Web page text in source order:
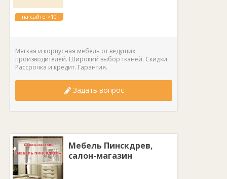
на сайте >10
лет
Мягкая и корпусная мебель от ведущих
производителей. Широкий выбор тканей. Скидки.
Рассрочка и кредит. Гарантия.
Задать вопрос
Мебель Пинскдрев,
салон-магазин